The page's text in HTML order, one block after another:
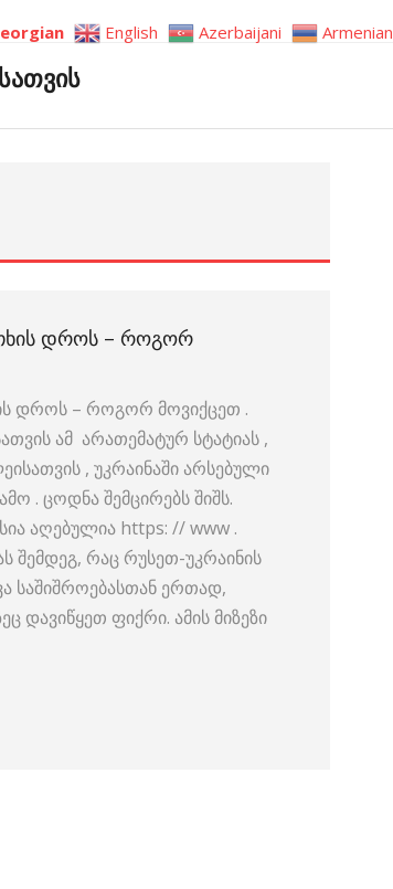
ᲓᲠᲝᲡ – ᲠᲝᲒᲝᲠ
დროს – როგორ მოვიქცეთ .
ამ არათემატურ სტატიას ,
, უკრაინაში არსებული
. ცოდნა შემცირებს შიშს.
აღებულია https: // www .
შემდეგ, რაც რუსეთ-უკრაინის
საშიშროებასთან ერთად,
დავიწყეთ ფიქრი. ამის მიზეზი
English Azerbaijani Armenian